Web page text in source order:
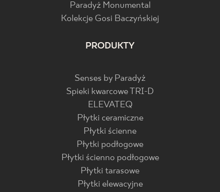
Paradyż Monumental
Kolekcje Gosi Baczyńskiej
PRODUKTY
Senses by Paradyż
Spieki kwarcowe TRI-D
ELEVATEQ
Płytki ceramiczne
Płytki ścienne
Płytki podłogowe
Płytki ścienno podłogowe
Płytki tarasowe
Płytki elewacyjne